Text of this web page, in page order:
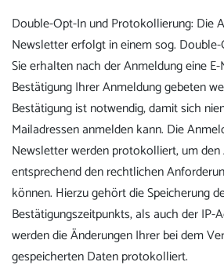
Double-Opt-In und Protokollierung: Die
Newsletter erfolgt in einem sog.
Sie erhalten nach der Anmeldung eine
Bestätigung Ihrer Anmeldung gebeten
Bestätigung ist notwendig, damit sich
Mailadressen anmelden kann. Die
Newsletter werden protokolliert, um
entsprechend den rechtlichen
können. Hierzu gehört die Speicherung
Bestätigungszeitpunkts, als auch der IP-
werden die Änderungen Ihrer bei dem
gespeicherten Daten protokolliert.